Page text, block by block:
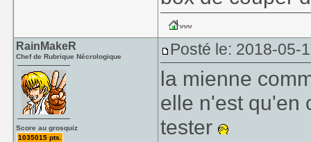
RainMakeR
Chef de Rubrique Nécrologique
Score au grosquiz
1035015 pts.
Posté le: 2018-05-
la mienne
elle n'est qu'en
tester